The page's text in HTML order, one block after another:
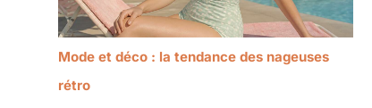
Mode et déco : la tendance des nageuses
rétro